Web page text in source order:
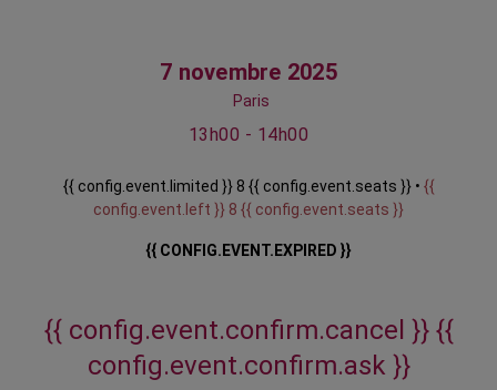
7 novembre 2025
Paris
13h00 - 14h00
{{ config.event.limited }} 8 {{ config.event.seats }} • {{
config.event.left }} 8 {{ config.event.seats }}
{{ CONFIG.EVENT.EXPIRED }}
{{ config.event.confirm.cancel }} {{
config.event.confirm.ask }}